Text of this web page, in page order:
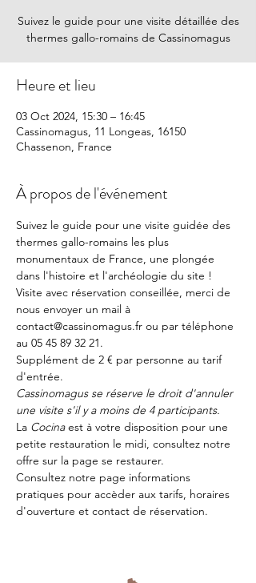
Suivez le guide pour une visite détaillée des
thermes gallo-romains de Cassinomagus
Heure et lieu
03 Oct 2024, 15:30 – 16:45
Cassinomagus, 11 Longeas, 16150
Chassenon, France
À propos de l'événement
Suivez le guide pour une visite guidée des
thermes gallo-romains les plus
monumentaux de France, une plongée
dans l'histoire et l'archéologie du site !
Visite avec réservation conseillée, merci de
nous envoyer un mail à
contact@cassinomagus.fr ou par téléphone
au 05 45 89 32 21.
Supplément de 2 € par personne au tarif
d'entrée.
Cassinomagus se réserve le droit d'annuler
une visite s'il y a moins de 4 participants.
La Cocina est à votre disposition pour une
petite restauration le midi, consultez notre
offre sur la page se restaurer.
Consultez notre page informations
pratiques pour accèder aux tarifs, horaires
d'ouverture et contact de réservation.